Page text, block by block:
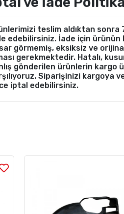
teslim aldıktan sonra
edebilirsiniz. İade için ürünün
görmemiş, eksiksiz ve
gerekmektedir. Hatalı,
gönderilen ürünlerin kargo
Siparişinizi kargoya
iptal edebilirsiniz.